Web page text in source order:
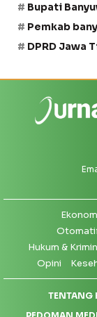
Bupati
Pemkab
DPRD Jawa
Hukum &
Opini
TENTANG